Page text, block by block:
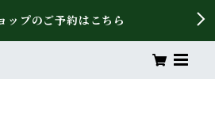
ップのご予約はこちら